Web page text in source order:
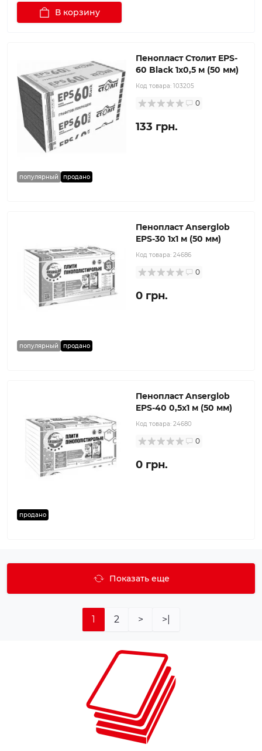
В корзину
популярный продано
Пенопласт Столит EPS-
60 Black 1x0,5 м (50 мм)
Код товара: 103205
0
133 грн.
популярный продано
Пенопласт Anserglob
EPS-30 1x1 м (50 мм)
Код товара: 24686
0
0 грн.
продано
Пенопласт Anserglob
EPS-40 0,5х1 м (50 мм)
Код товара: 24680
0
0 грн.
Показать еще
1 2 > >|